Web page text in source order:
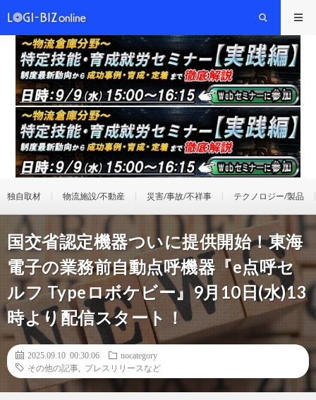
独自取材 物流施設/不動産 災害/事故/不祥事 テクノロジー/製品
国交省認定機器ついに提供開始！東海
電子の業務前自動点呼機器『e点呼セ
ルフ Typeロボケビー』9月10日(水)13
時より配信スタート！
2025.09.10 00:30:06
nocategory
その他の記事
プレスリリースなど